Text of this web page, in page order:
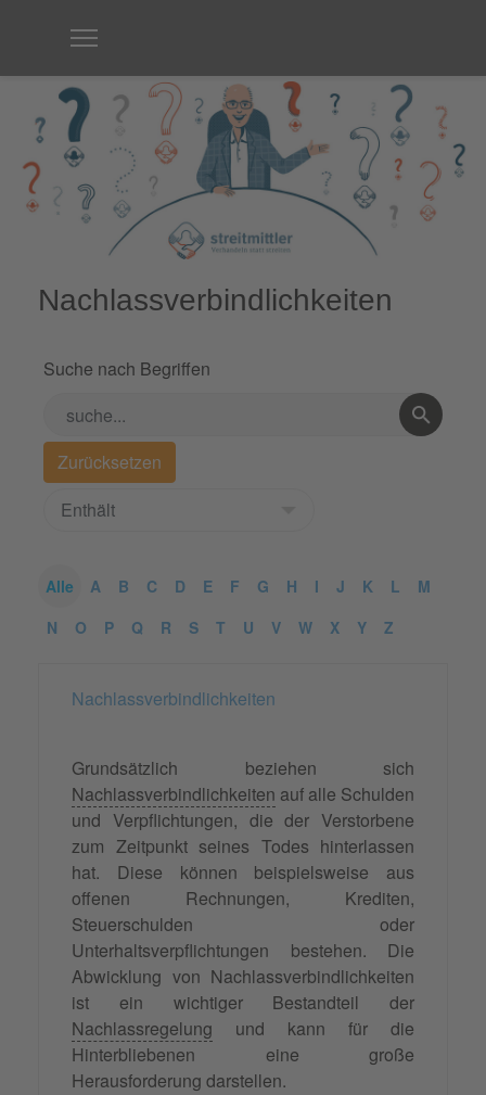
Nachlassverbindlichkeiten
Suche nach Begriffen
Alle A B C D E F G H I J K L
M
N
O P Q R S T U V W X Y Z
Nachlassverbindlichkeiten
Grundsätzlich beziehen sich
Nachlassverbindlichkeiten auf alle Schulden
und Verpflichtungen, die der Verstorbene
zum Zeitpunkt seines Todes hinterlassen
hat. Diese können beispielsweise aus
offenen Rechnungen, Krediten,
Steuerschulden oder
Unterhaltsverpflichtungen bestehen. Die
Abwicklung von Nachlassverbindlichkeiten
ist ein wichtiger Bestandteil der
Nachlassregelung und kann für die
Hinterbliebenen eine große
Herausforderung darstellen.